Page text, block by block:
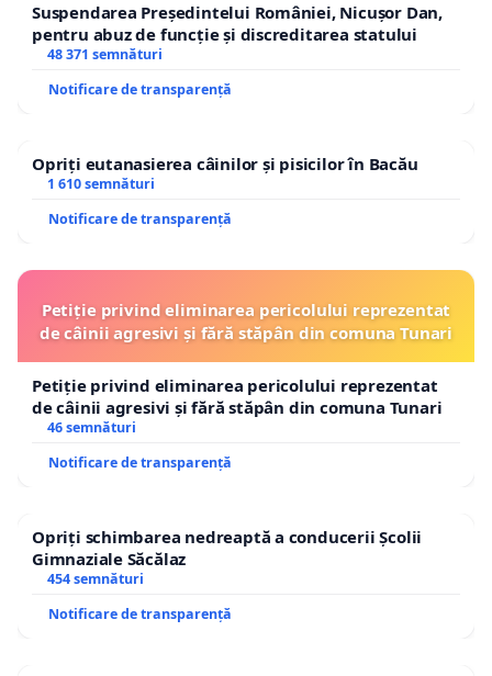
Suspendarea Președintelui României, Nicușor Dan,
pentru abuz de funcție și discreditarea statului
48 371 semnături
Notificare de transparență
Opriți eutanasierea câinilor și pisicilor în Bacău
1 610 semnături
Notificare de transparență
Petiție privind eliminarea pericolului reprezentat
de câinii agresivi și fără stăpân din comuna Tunari
Petiție privind eliminarea pericolului reprezentat
de câinii agresivi și fără stăpân din comuna Tunari
46 semnături
Notificare de transparență
Opriți schimbarea nedreaptă a conducerii Școlii
Gimnaziale Săcălaz
454 semnături
Notificare de transparență